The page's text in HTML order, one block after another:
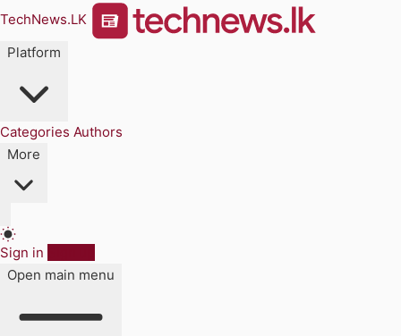
TechNews.LK
Platform
Categories Authors
More
Sign in
Open main menu